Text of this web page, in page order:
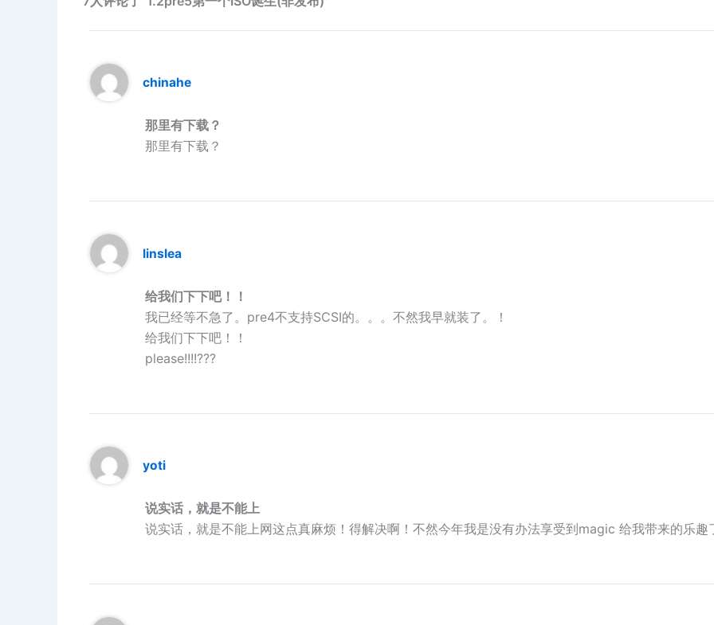
chinahe
那里有下载？
那里有下载？
linslea
给我们下下吧！！
我已经等不急了。pre4不支持SCSI的。。。不然我早就装了。！
给我们下下吧！！
please!!!!???
yoti
说实话，就是不能上
说实话，就是不能上网这点真麻烦！得解决啊！不然今年我是没有办法享受到magic 给我带来的乐趣